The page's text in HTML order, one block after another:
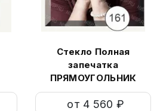
Стекло Полная
запечатка
ПРЯМОУГОЛЬНИК
ФДОП
от 4 560 ₽